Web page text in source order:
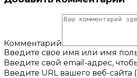
Комментарий
Введите свое имя или имя
Введите свой email-адрес,
Введите URL вашего веб-сайта